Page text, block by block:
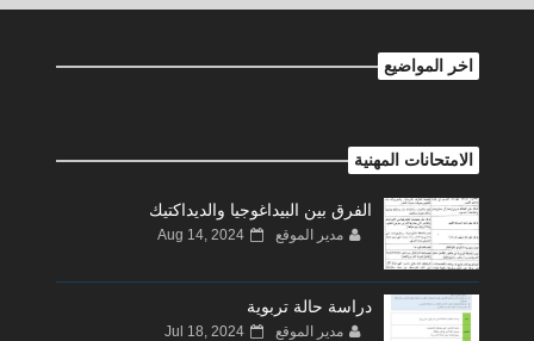
اخر المواضيع
الامتحانات المهنية
الفرق بين البيداغوجيا والديداكتيك
مدير الموقع Aug 14, 2024
دراسة حالة تربوية
مدير الموقع Jul 18, 2024